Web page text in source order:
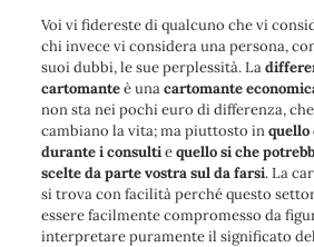
Voi vi fidereste di qualcuno che vi
chi invece vi considera una persona,
suoi dubbi, le sue perplessità. La
cartomanteè unacartomante
non sta nei pochi euro di differenza,
cambiano la vita; ma piuttosto inquello
durante i consultiequello si che
scelte da parte vostra sul da farsi. La
si trova con facilità perché questo
essere facilmente compromesso da
interpretare puramente il significato